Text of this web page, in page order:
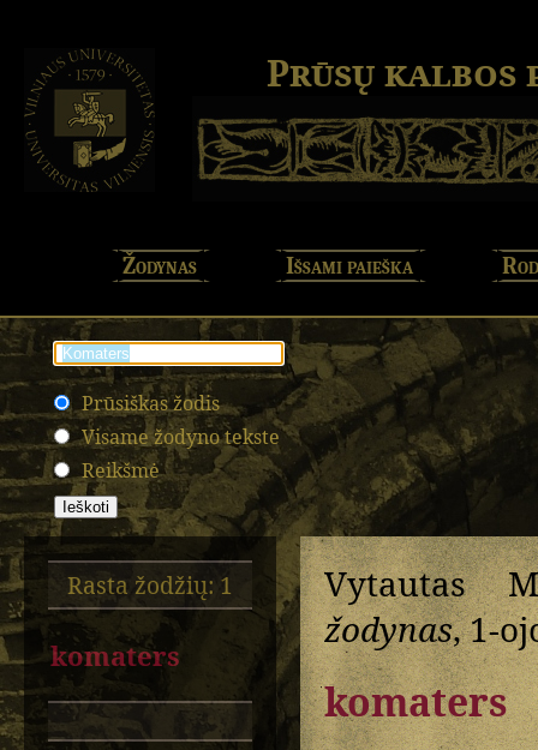
Prūsų kalbos
Žodynas Išsami paieška
Prūsiškas žodis
Visame žodyno tekste
Reikšmė
Rasta žodžių: 1
komaters
Vytautas
žodynas, 1-
komaters